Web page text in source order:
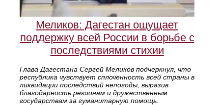
Меликов: Дагестан ощущает
поддержку всей России в борьбе с
последствиями стихии
Глава Дагестана Сергей Меликов подчеркнул, что
республика чувствует сплоченность всей страны в
ликвидации последствий непогоды, выразив
благодарность регионам и дружественным
государствам за гуманитарную помощь.